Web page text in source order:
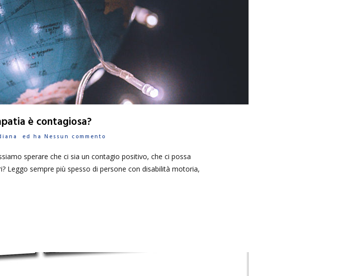
è contagiosa?
ed ha Nessun commento
sperare che ci sia un contagio positivo, che ci possa
Leggo sempre più spesso di persone con disabilità motoria,